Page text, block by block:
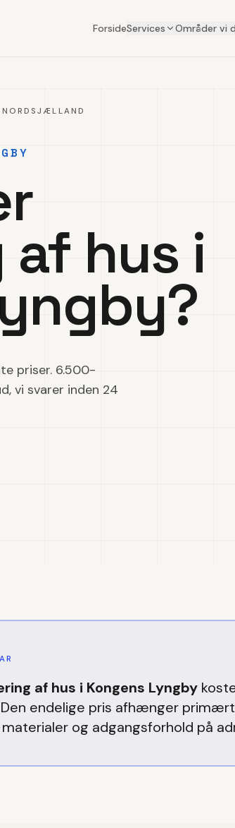
ForsideServices Områder vi
hus i
priser. 6.500-
vi svarer inden 24
af hus i Kongens Lyngby
Den endelige pris afhænger
og adgangsforhold på